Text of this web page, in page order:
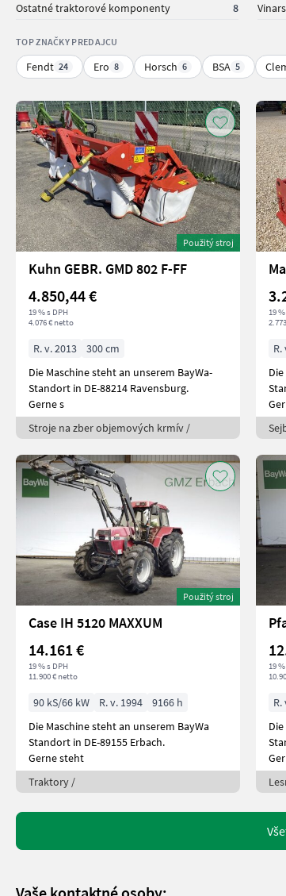
Ostatné traktorové komponenty 8
TOP ZNAČKY PREDAJCU
Fendt 24 Ero 8 Horsch 6 BSA 5
Použitý stroj
Kuhn GEBR. GMD 802 F-FF
4.850,44 €
19 % s DPH
4.076 € netto
R. v. 2013
300 cm
Die Maschine steht an unserem BayWa-
Standort in DE-88214 Ravensburg.
Gerne s
Stroje na zber objemových krmív /
19
R.
Použitý stroj
Case IH 5120 MAXXUM
14.161 €
19 % s DPH
11.900 € netto
90 kS/66 kW R. v. 1994
9166 h
Die Maschine steht an unserem BayWa
Standort in DE-89155 Erbach.
Gerne steht
Traktory /
19
R.